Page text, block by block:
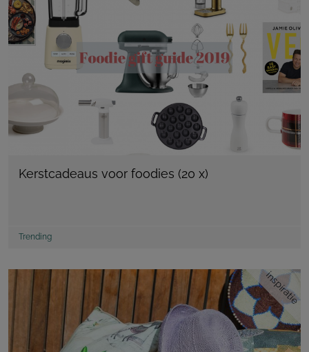
Kerstcadeaus voor foodies (20 x)
Trending
inspiratie